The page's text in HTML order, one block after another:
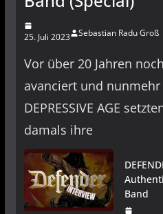
25. Juli 2023 Sebastian Radu Groß
Vor über 20 Jahren
avanciert und
DEPRESSIVE AGE
damals ihre
Band